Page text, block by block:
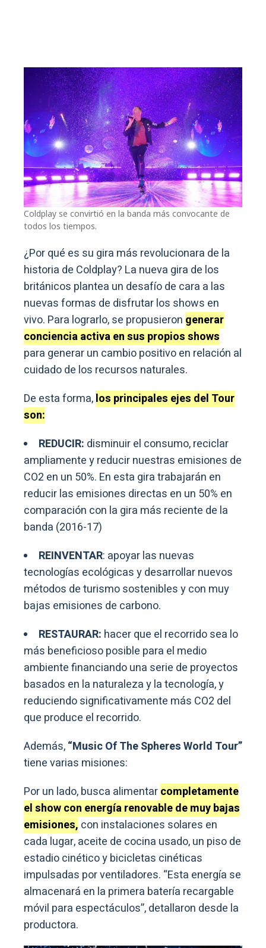
Coldplay se convirtió en la banda más convocante de
todos los tiempos.
¿Por qué es su gira más revolucionara de la
historia de Coldplay? La nueva gira de los
británicos plantea un desafío de cara a las
nuevas formas de disfrutar los shows en
vivo. Para lograrlo, se propusieron generar
conciencia activa en sus propios shows
para generar un cambio positivo en relación al
cuidado de los recursos naturales.
De esta forma,los principales ejes del Tour
son:
REDUCIR: disminuir el consumo, reciclar
ampliamente y reducir nuestras emisiones de
CO2 en un 50%. En esta gira trabajarán en
reducir las emisiones directas en un 50% en
comparación con la gira más reciente de la
banda (2016-17)
REINVENTAR: apoyar las nuevas
tecnologías ecológicas y desarrollar nuevos
métodos de turismo sostenibles y con muy
bajas emisiones de carbono.
RESTAURAR: hacer que el recorrido sea lo
más beneficioso posible para el medio
ambiente financiando una serie de proyectos
basados ​​en la naturaleza y la tecnología, y
reduciendo significativamente más CO2 del
que produce el recorrido.
Además,“Music Of The Spheres World Tour”
tiene varias misiones:
Por un lado, busca alimentarcompletamente
el show con energía renovable de muy bajas
emisiones, con instalaciones solares en
cada lugar, aceite de cocina usado, un piso de
estadio cinético y bicicletas cinéticas
impulsadas por ventiladores. “Esta energía se
almacenará en la primera batería recargable
móvil para espectáculos”, detallaron desde la
productora.